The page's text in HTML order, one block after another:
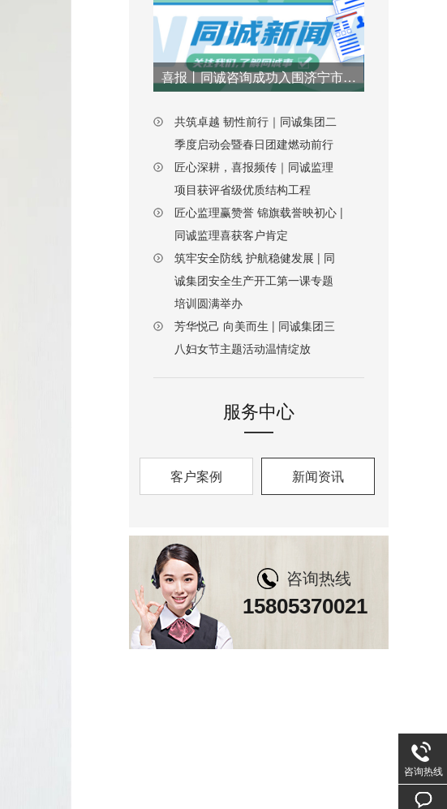
喜报丨同诚咨询成功入围济宁市兖州区财政局财政投资评审造价咨询服务项目
共筑卓越 韧性前行｜同诚集团二
季度启动会暨春日团建燃动前行
匠心深耕，喜报频传｜同诚监理
项目获评省级优质结构工程
匠心监理赢赞誉 锦旗载誉映初心 |
同诚监理喜获客户肯定
筑牢安全防线 护航稳健发展 | 同
诚集团安全生产开工第一课专题
培训圆满举办
芳华悦己 向美而生 | 同诚集团三
八妇女节主题活动温情绽放
服务中心
客户案例 新闻资讯
咨询热线
15805370021
咨询热线